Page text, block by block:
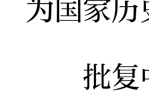
为国家
批复中